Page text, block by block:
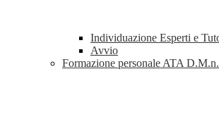
Individuazione Esperti e
Avvio
Formazione personale ATA